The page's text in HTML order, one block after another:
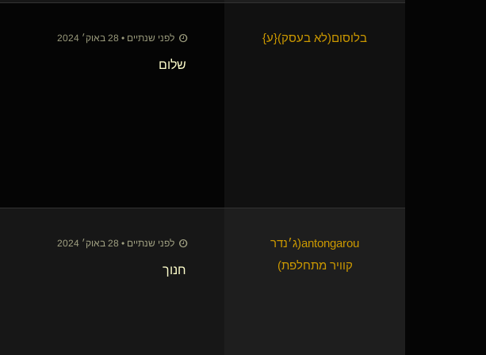
בלוסום​(לא בעסק)​{ע} לפני שנתיים • 28 באוק׳ 2024
שלום
antongarou​(ג׳נדר
קוויר מתחלפת)
לפני שנתיים • 28 באוק׳ 2024
חנוך